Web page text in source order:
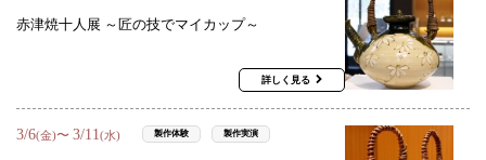
赤津焼十人展 ～匠の技でマイカップ～
詳しく見る
3/6(金)〜 3/11(水) 製作体験 製作実演